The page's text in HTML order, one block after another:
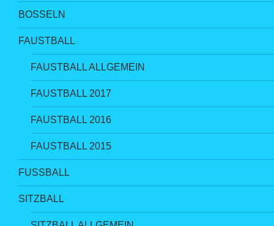
BOSSELN
FAUSTBALL
FAUSTBALL ALLGEMEIN
FAUSTBALL 2017
FAUSTBALL 2016
FAUSTBALL 2015
FUSSBALL
SITZBALL